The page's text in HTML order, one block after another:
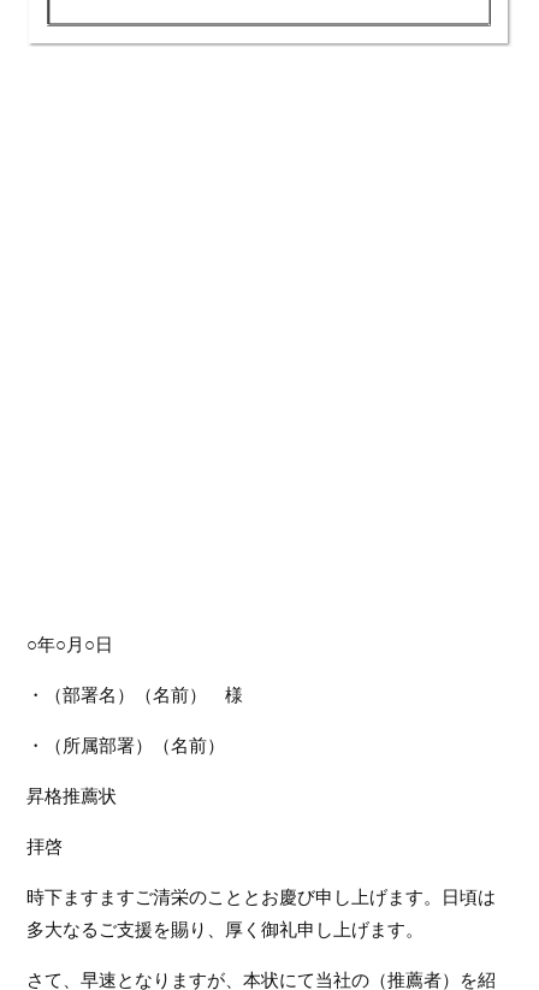
○年○月○日
・（部署名）（名前） 様
・（所属部署）（名前）
昇格推薦状
拝啓
時下ますますご清栄のこととお慶び申し上げます。日頃は
多大なるご支援を賜り、厚く御礼申し上げます。
さて、早速となりますが、本状にて当社の（推薦者）を紹